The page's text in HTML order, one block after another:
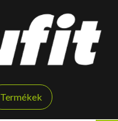
Termékek